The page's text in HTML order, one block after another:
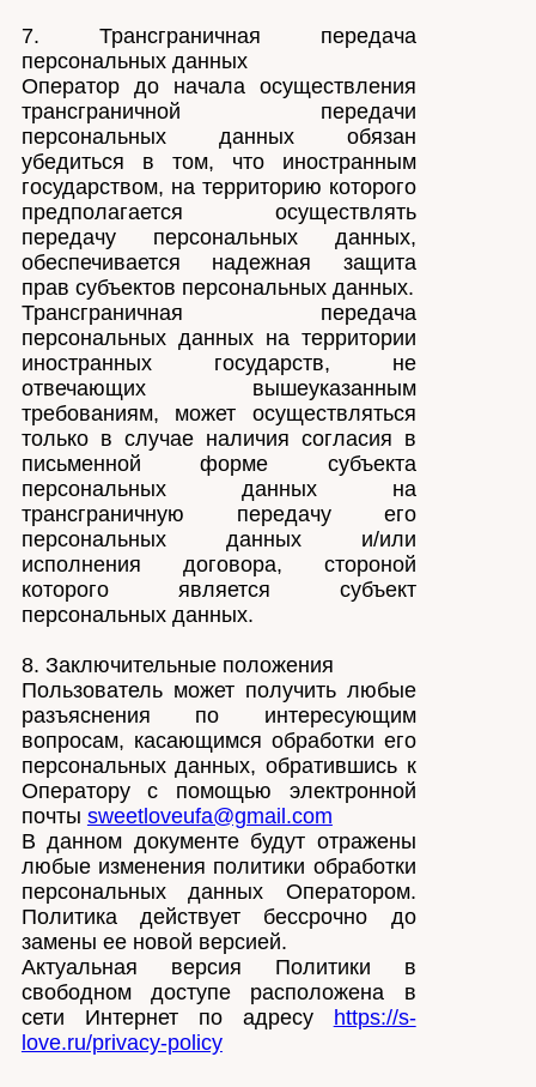
7. Трансграничная передача
персональных данных
Оператор до начала осуществления
трансграничной передачи
персональных данных обязан
убедиться в том, что иностранным
государством, на территорию которого
предполагается осуществлять
передачу персональных данных,
обеспечивается надежная защита
прав субъектов персональных данных.
Трансграничная передача
персональных данных на территории
иностранных государств, не
отвечающих вышеуказанным
требованиям, может осуществляться
только в случае наличия согласия в
письменной форме субъекта
персональных данных на
трансграничную передачу его
персональных данных и/или
исполнения договора, стороной
которого является субъект
персональных данных.
8. Заключительные положения
Пользователь может получить любые
разъяснения по интересующим
вопросам, касающимся обработки его
персональных данных, обратившись к
Оператору с помощью электронной
почты sweetloveufa@gmail.com
В данном документе будут отражены
любые изменения политики обработки
персональных данных Оператором.
Политика действует бессрочно до
замены ее новой версией.
Актуальная версия Политики в
свободном доступе расположена в
сети Интернет по адресу
https://s-
love.ru/privacy-policy